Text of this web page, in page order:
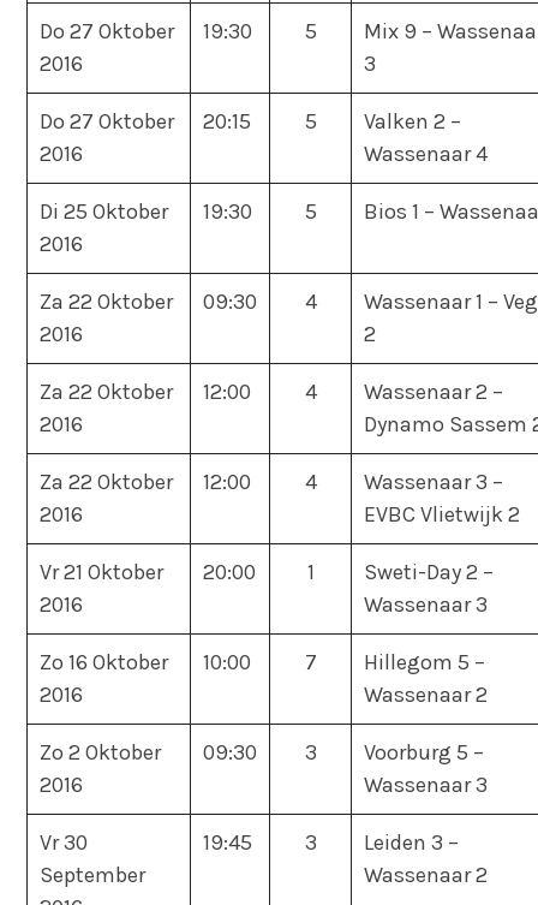
Do 27 Oktober
2016
19:30 5
Mix 9 –
3
Do 27 Oktober
2016
20:15 5
Valken 2 –
Wassenaar 4
Di 25 Oktober
2016
19:30 5 Bios 1 –
Za 22 Oktober
2016
09:30 4
Wassenaar 1 –
2
Za 22 Oktober
2016
12:00 4
Wassenaar 2 –
Dynamo Sassem
Za 22 Oktober
2016
12:00 4
Wassenaar 3 –
EVBC Vlietwijk 2
Vr 21 Oktober
2016
20:00 1
Sweti-Day 2 –
Wassenaar 3
Zo 16 Oktober
2016
10:00 7
Hillegom 5 –
Wassenaar 2
Zo 2 Oktober
2016
09:30 3
Voorburg 5 –
Wassenaar 3
Vr 30
September
19:45 3
Leiden 3 –
Wassenaar 2